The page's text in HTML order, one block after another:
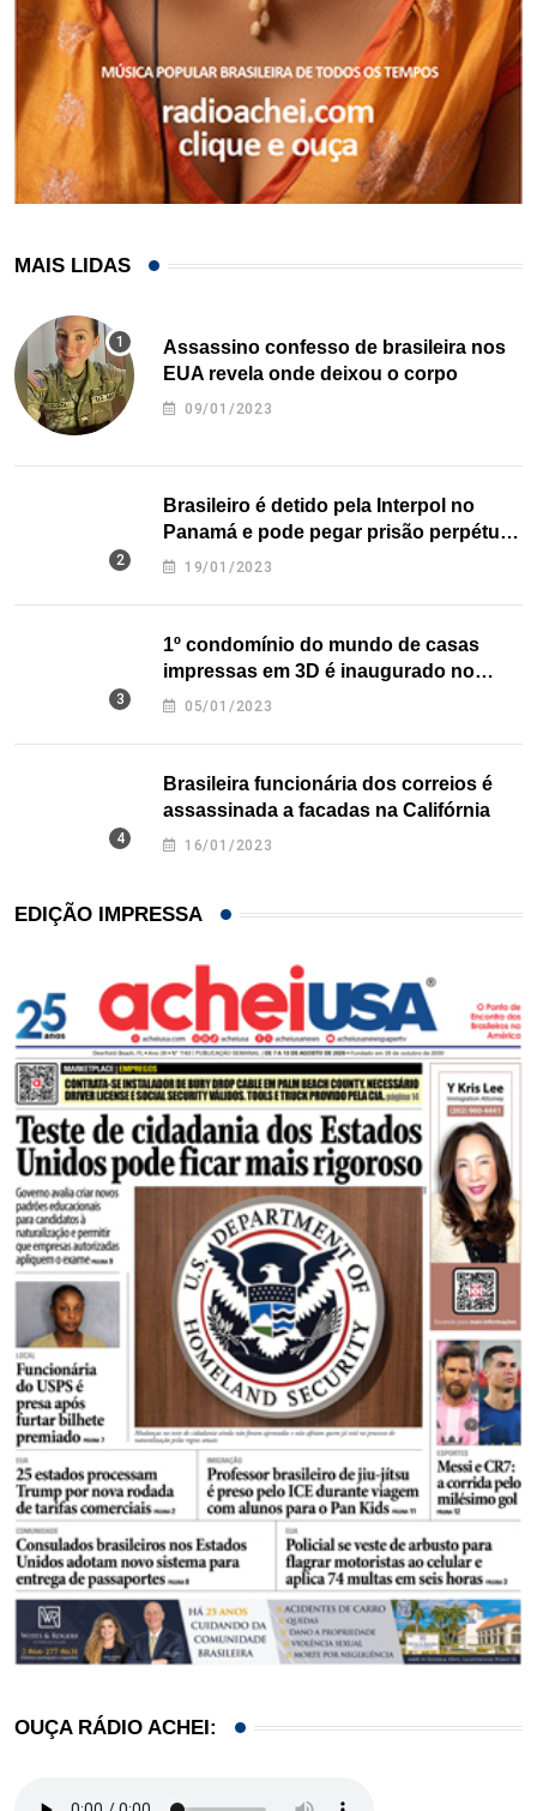
MAIS LIDAS
Assassino confesso de brasileira nos
EUA revela onde deixou o corpo
09/01/2023
Brasileiro é detido pela Interpol no
Panamá e pode pegar prisão perpétua
nos EUA
19/01/2023
1º condomínio do mundo de casas
impressas em 3D é inaugurado no
Texas
05/01/2023
Brasileira funcionária dos correios é
assassinada a facadas na Califórnia
16/01/2023
EDIÇÃO IMPRESSA
OUÇA RÁDIO ACHEI: